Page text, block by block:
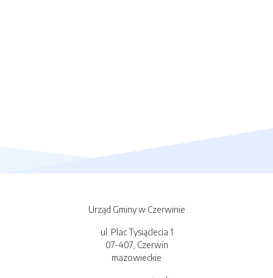
Urząd Gminy w Czerwinie
ul. Plac Tysiąclecia 1
07-407, Czerwin
mazowieckie